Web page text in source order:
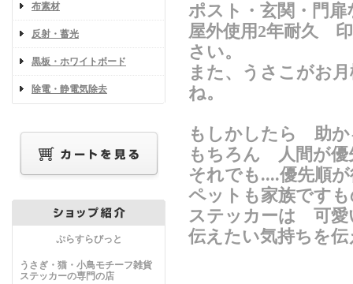
布素材
反射・蓄光
黒板・ホワイトボード
除電・静電気除去
ぷらすらびっと
うさぎ・猫・小鳥モチーフ雑貨
ステッカーの専門の店
ポスト・玄関・門
屋外使用2年耐久
さい。
また、うさこがお
ね。
もしかしたら 助か
もちろん 人間が
それでも....優先順
ペットも家族です
ステッカーは 可
伝えたい気持ちを